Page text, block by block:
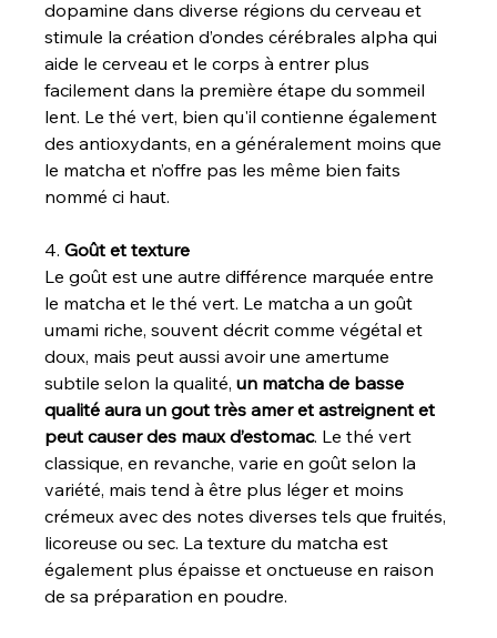
dopamine dans diverse régions du cerveau et
stimule la création d’ondes cérébrales alpha qui
aide le cerveau et le corps à entrer plus
facilement dans la première étape du sommeil
lent. Le thé vert, bien qu'il contienne également
des antioxydants, en a généralement moins que
le matcha et n’offre pas les même bien faits
nommé ci haut.
4. Goût et texture
Le goût est une autre différence marquée entre
le matcha et le thé vert. Le matcha a un goût
umami riche, souvent décrit comme végétal et
doux, mais peut aussi avoir une amertume
subtile selon la qualité, un matcha de basse
qualité aura un gout très amer et astreignent et
peut causer des maux d’estomac. Le thé vert
classique, en revanche, varie en goût selon la
variété, mais tend à être plus léger et moins
crémeux avec des notes diverses tels que fruités,
licoreuse ou sec. La texture du matcha est
également plus épaisse et onctueuse en raison
de sa préparation en poudre.